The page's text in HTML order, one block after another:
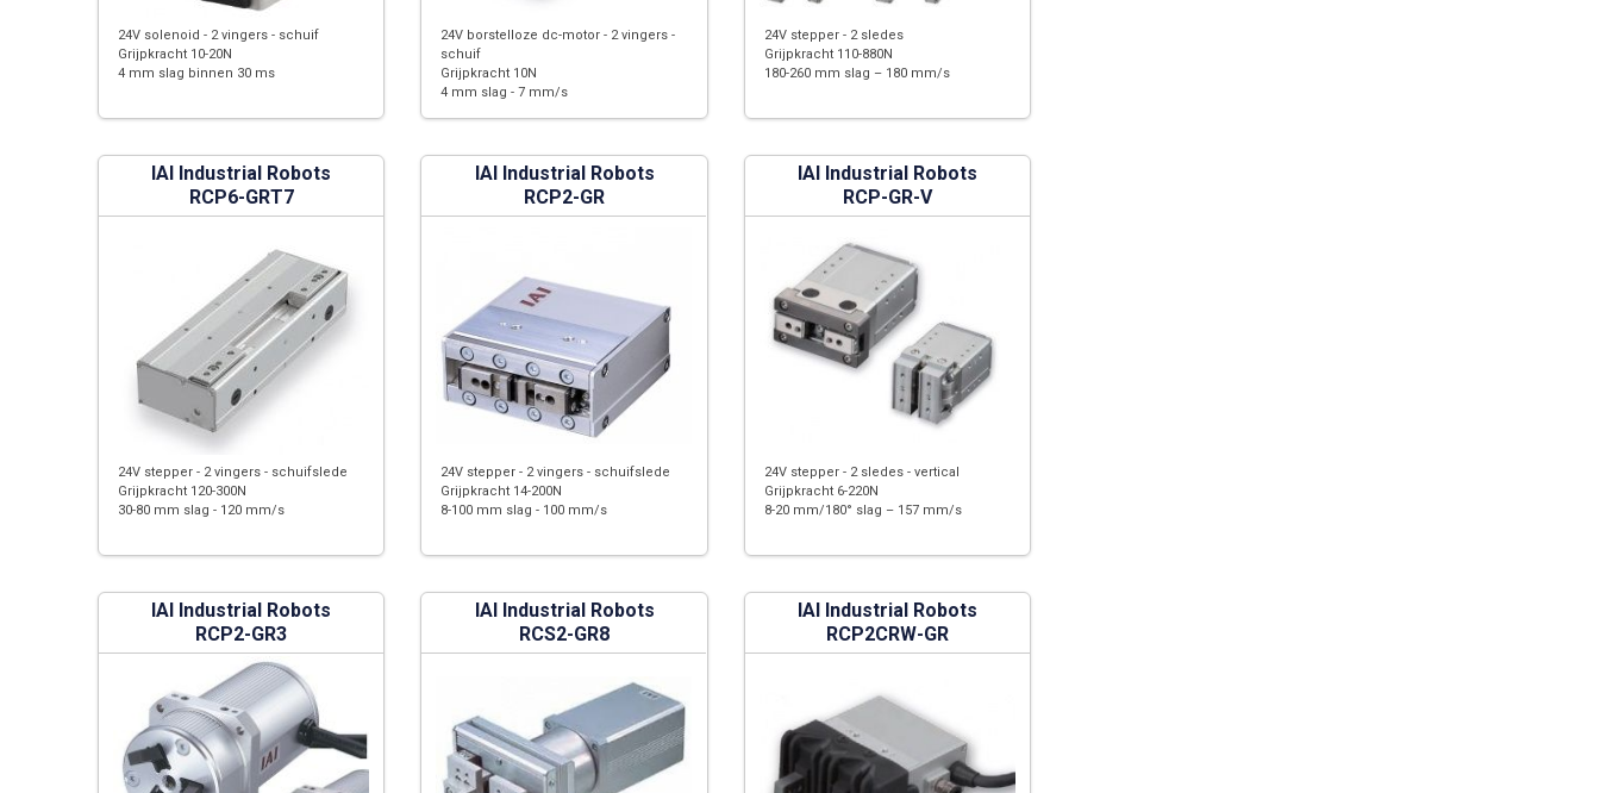
24V solenoid - 2 vingers - schuif
Grijpkracht 10-20N
4 mm slag binnen 30 ms
24V borstelloze dc-motor - 2 vingers -
schuif
Grijpkracht 10N
4 mm slag - 7 mm/s
24V stepper - 2 sledes
Grijpkracht 110-880N
180-260 mm slag – 180 mm/s
IAI Industrial Robots
RCP6-GRT7
24V stepper - 2 vingers - schuifslede
Grijpkracht 120-300N
30-80 mm slag - 120 mm/s
IAI Industrial Robots
RCP2-GR
24V stepper - 2 vingers - schuifslede
Grijpkracht 14-200N
8-100 mm slag - 100 mm/s
IAI Industrial Robots
RCP-GR-V
24V stepper - 2 sledes - vertical
Grijpkracht 6-220N
8-20 mm/180° slag – 157 mm/s
IAI Industrial Robots
RCP2-GR3
IAI Industrial Robots
RCS2-GR8
IAI Industrial Robots
RCP2CRW-GR